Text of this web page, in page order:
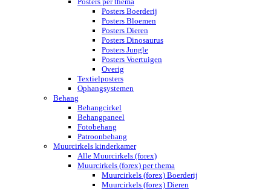
Posters Boerderij
Posters Bloemen
Posters Dieren
Posters Dinosaurus
Posters Jungle
Posters Voertuigen
Overig
Textielposters
Ophangsystemen
Behang
Behangcirkel
Behangpaneel
Fotobehang
Patroonbehang
Muurcirkels kinderkamer
Alle Muurcirkels (forex)
Muurcirkels (forex) per thema
Muurcirkels (forex) Boerderij
Muurcirkels (forex) Dieren